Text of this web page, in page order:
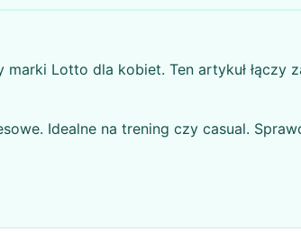
Lotto dla kobiet. Ten artykuł łączy
Idealne na trening czy casual.